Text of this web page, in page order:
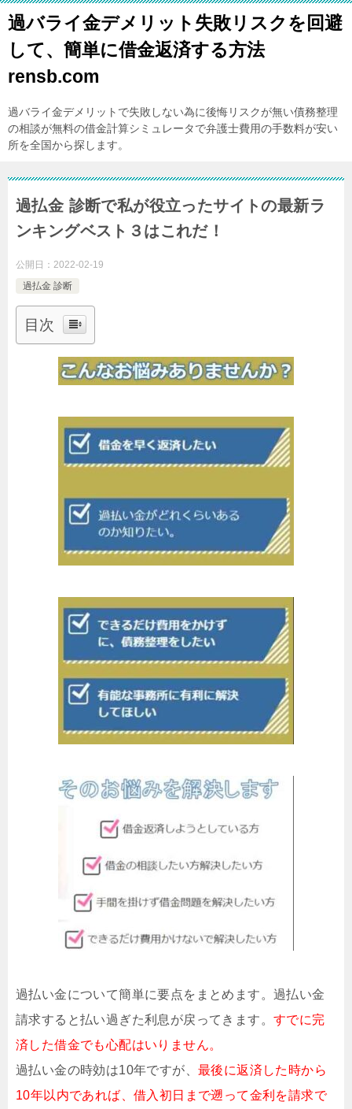
過バライ金デメリット失敗リスクを回避
して、簡単に借金返済する方法
rensb.com
過バライ金デメリットで失敗しない為に後悔リスクが無い債務整理
の相談が無料の借金計算シミュレータで弁護士費用の手数料が安い
所を全国から探します。
過払金 診断で私が役立ったサイトの最新ラ
ンキングベスト３はこれだ！
公開日： 2022-02-19
過払金 診断
目次
過払い金について簡単に要点をまとめます。過払い金
請求すると払い過ぎた利息が戻ってきます。 すでに完
済した借金でも心配はいりません。
過払い金の時効は10年ですが、 最後に返済した時から
10年以内であれば、借入初日まで遡って金利を請求で